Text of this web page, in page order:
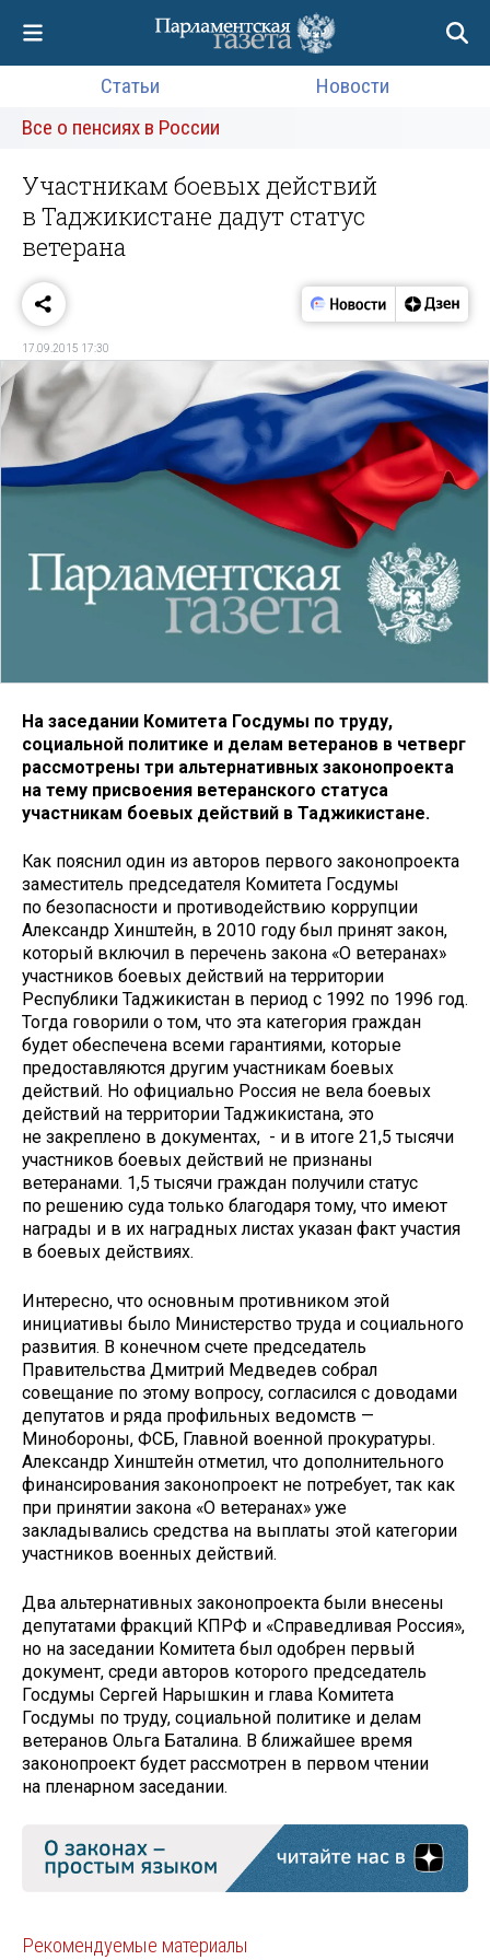
Статьи
Новости
Все о пенсиях в России
Участникам боевых действий
в Таджикистане дадут статус
ветерана
17.09.2015 17:30
На заседании Комитета Госдумы по труду,
социальной политике и делам ветеранов в четверг
рассмотрены три альтернативных законопроекта
на тему присвоения ветеранского статуса
участникам боевых действий в Таджикистане.
Как пояснил один из авторов первого законопроекта
заместитель председателя Комитета Госдумы
по безопасности и противодействию коррупции
Александр Хинштейн, в 2010 году был принят закон,
который включил в перечень закона «О ветеранах»
участников боевых действий на территории
Республики Таджикистан в период с 1992 по 1996 год.
Тогда говорили о том, что эта категория граждан
будет обеспечена всеми гарантиями, которые
предоставляются другим участникам боевых
действий. Но официально Россия не вела боевых
действий на территории Таджикистана, это
не закреплено в документах, - и в итоге 21,5 тысячи
участников боевых действий не признаны
ветеранами. 1,5 тысячи граждан получили статус
по решению суда только благодаря тому, что имеют
награды и в их наградных листах указан факт участия
в боевых действиях.
Интересно, что основным противником этой
инициативы было Министерство труда и социального
развития. В конечном счете председатель
Правительства Дмитрий Медведев собрал
совещание по этому вопросу, согласился с доводами
депутатов и ряда профильных ведомств —
Минобороны, ФСБ, Главной военной прокуратуры.
Александр Хинштейн отметил, что дополнительного
финансирования законопроект не потребует, так как
при принятии закона «О ветеранах» уже
закладывались средства на выплаты этой категории
участников военных действий.
Два альтернативных законопроекта были внесены
депутатами фракций КПРФ и «Справедливая Россия»,
но на заседании Комитета был одобрен первый
документ, среди авторов которого председатель
Госдумы Сергей Нарышкин и глава Комитета
Госдумы по труду, социальной политике и делам
ветеранов Ольга Баталина. В ближайшее время
законопроект будет рассмотрен в первом чтении
на пленарном заседании.
Рекомендуемые материалы